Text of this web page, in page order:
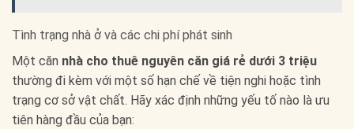
Tình trạng nhà ở và các chi phí phát sinh
Một căn nhà cho thuê nguyên căn giá rẻ dưới 3 triệu
thường đi kèm với một số hạn chế về tiện nghi hoặc tình
trạng cơ sở vật chất. Hãy xác định những yếu tố nào là ưu
tiên hàng đầu của bạn: